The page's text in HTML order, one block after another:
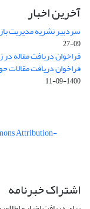
آخرین اخبار
سردبیر نشریه مدیریت
09-27
فراخوان دریافت مقاله
فراخوان دریافت
1400-09-11
Attribution-
اشتراک خبرنامه